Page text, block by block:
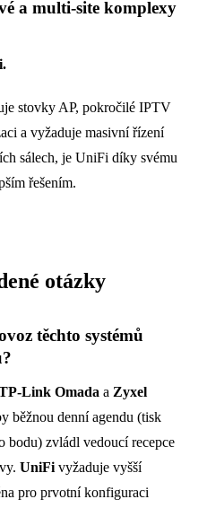
a multi-site komplexy
stovky AP, pokročilé IPTV
a vyžaduje masivní řízení
sálech, je UniFi díky svému
řešením.
otázky
těchto systémů
Link Omada a Zyxel
běžnou denní agendu (tisk
bodu) zvládl vedoucí recepce
UniFi vyžaduje vyšší
pro prvotní konfiguraci